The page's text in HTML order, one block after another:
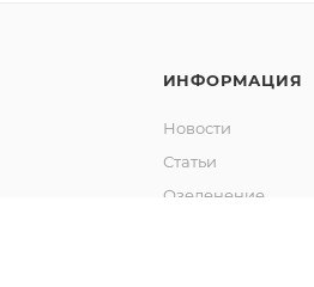
ИНФОРМАЦИЯ
Новости
Статьи
Озеленение